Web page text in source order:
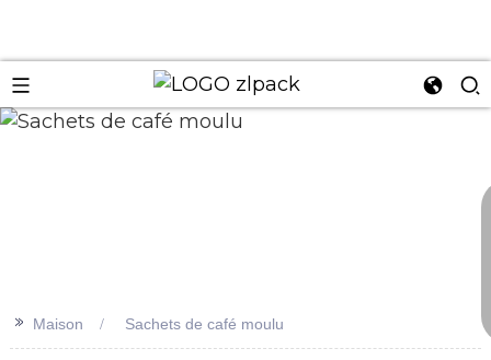
>> Maison Sachets de café moulu